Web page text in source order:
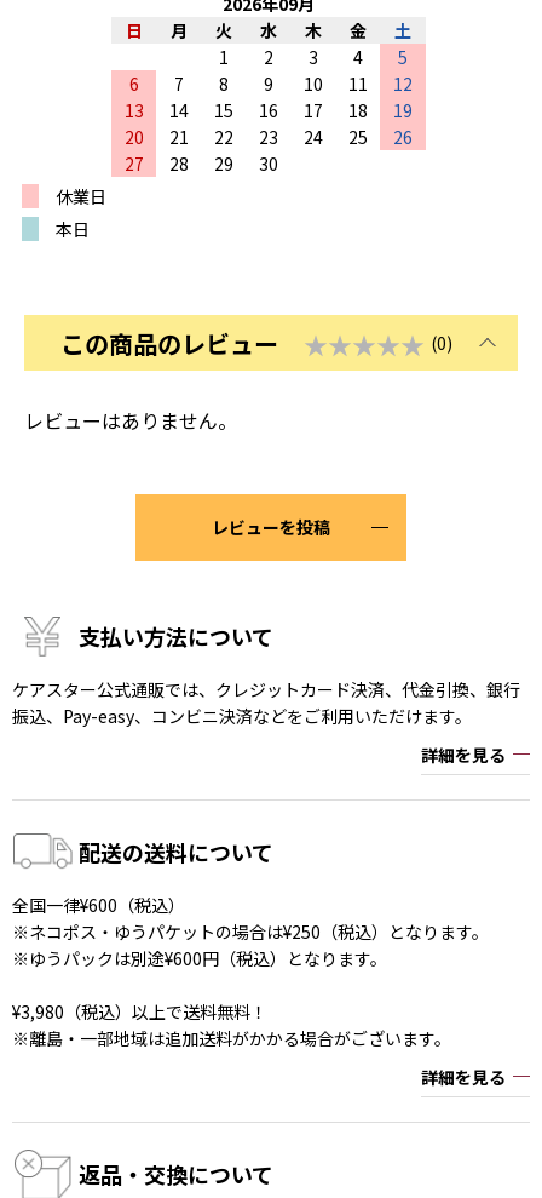
日
月 火 水 木 金
土
1
2 3 4
5
6
7 8 9 10 11
12
13
14 15 16 17 18
19
20
21 22 23 24 25
26
27
28 29
30
休業日
本日
この商品のレビュー ★★★★★ (0)
レビューはありません。
レビューを投稿
支払い方法について
ケアスター公式通販では、クレジットカード決済、代金引換、銀行
振込、Pay-easy、コンビニ決済などをご利用いただけます。
詳細を見る
配送の送料について
全国一律¥600（税込）
※ネコポス・ゆうパケットの場合は¥250（税込）となります。
※ゆうパックは別途¥600円（税込）となります。
¥3,980（税込）以上で送料無料！
※離島・一部地域は追加送料がかかる場合がございます。
詳細を見る
返品・交換について